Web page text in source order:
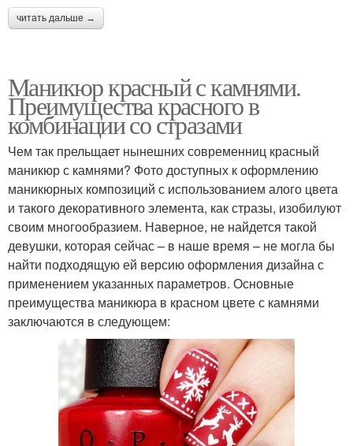
читать дальше →
Маникюр красный с камнями.
Преимущества красного в
комбинации со стразами
Чем так прельщает нынешних современниц красный
маникюр с камнями? Фото доступных к оформлению
маникюрных композиций с использованием алого цвета
и такого декоративного элемента, как стразы, изобилуют
своим многообразием. Наверное, не найдется такой
девушки, которая сейчас – в наше время – не могла бы
найти подходящую ей версию оформления дизайна с
применением указанных параметров. Основные
преимущества маникюра в красном цвете с камнями
заключаются в следующем: